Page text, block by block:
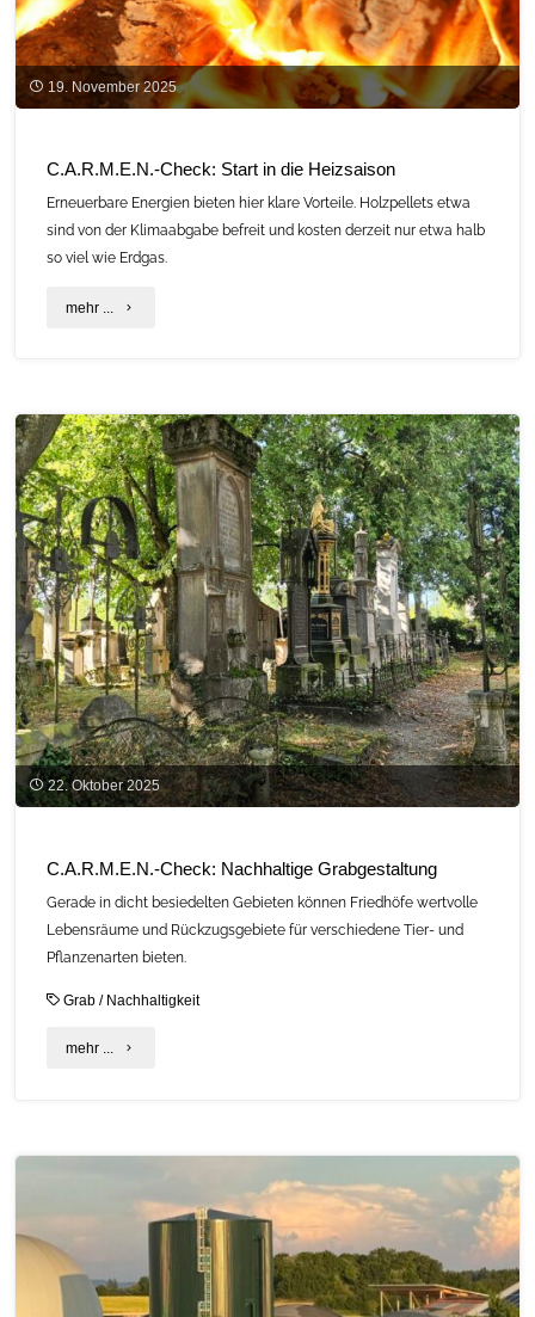
19. November 2025
C.A.R.M.E.N.-Check: Start in die Heizsaison
Erneuerbare Energien bieten hier klare Vorteile. Holzpellets etwa
sind von der Klimaabgabe befreit und kosten derzeit nur etwa halb
so viel wie Erdgas.
mehr ... "C.A.R.M.E.N.-
in
die
Heizsaison"
22. Oktober 2025
C.A.R.M.E.N.-Check: Nachhaltige Grabgestaltung
Gerade in dicht besiedelten Gebieten können Friedhöfe wertvolle
Lebensräume und Rückzugsgebiete für verschiedene Tier- und
Pflanzenarten bieten.
Grab / Nachhaltigkeit
mehr ... "C.A.R.M.E.N.-